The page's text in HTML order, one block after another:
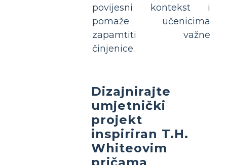
povijesni kontekst i
pomaže učenicima
zapamtiti važne
činjenice.
Dizajnirajte
umjetnički
projekt
inspiriran T.H.
Whiteovim